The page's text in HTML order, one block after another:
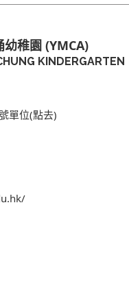
稚園 (YMCA)
KINDERGARTEN
單位(點去)